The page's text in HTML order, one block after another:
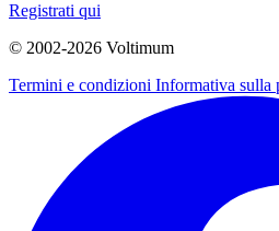
Registrati qui
© 2002-2026 Voltimum
Termini e condizioni Informativa sulla